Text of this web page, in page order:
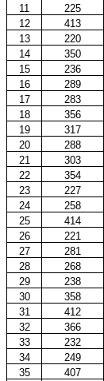
11
225
12
413
13
220
14
350
15
236
16
289
17
283
18
356
19
317
20
288
21
303
22
354
23
227
24
258
25
414
26
221
27
281
28
268
29
238
30
358
31
412
32
366
33
232
34
249
35
407